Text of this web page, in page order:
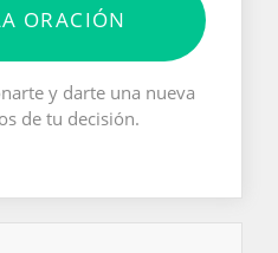
ORACIÓN
y darte una nueva
de tu decisión.